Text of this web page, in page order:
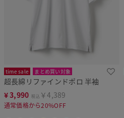
time sale まとめ買い対象
超長綿リファインドポロ 半袖
¥3,990 税込 ￥4,389
通常価格から20%OFF